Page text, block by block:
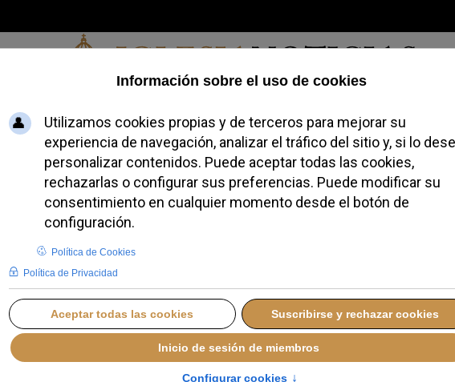
Viernes, 07 de agosto de 2026
Credofobiómetro Blogs Temas Buscar #JovenesConFe Podcast
Juan de Letrán
Limpiar
en Roma
sacerdotes en el Jueves Santo tras 14 años
del Coliseo por primera vez en más de 60 años